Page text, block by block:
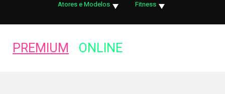
Atores e Modelos Fitness
PREMIUM ONLINE